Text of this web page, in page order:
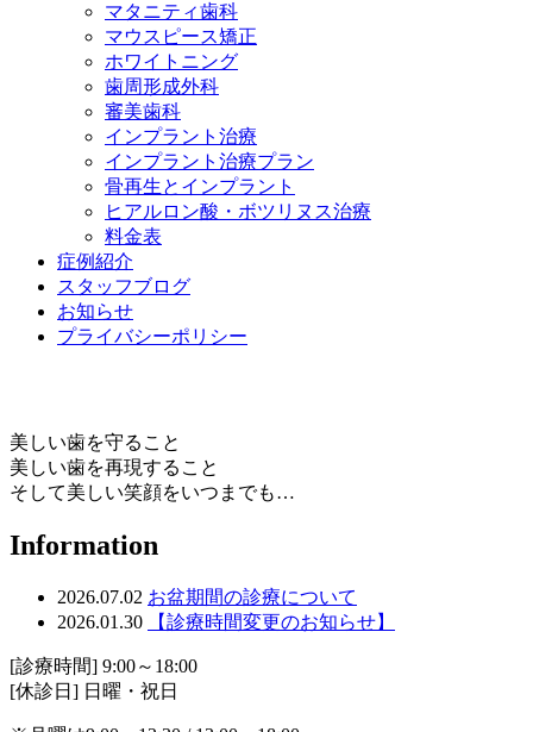
マタニティ歯科
マウスピース矯正
ホワイトニング
歯周形成外科
審美歯科
インプラント治療
インプラント治療プラン
骨再生とインプラント
ヒアルロン酸・ボツリヌス治療
料金表
症例紹介
スタッフブログ
お知らせ
プライバシーポリシー
美しい歯を守ること
美しい歯を再現すること
そして美しい笑顔をいつまでも…
Information
2026.07.02 お盆期間の診療について
2026.01.30
【診療時間変更のお知らせ】
[診療時間] 9:00～18:00
[休診日] 日曜・祝日